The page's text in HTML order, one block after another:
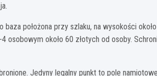
baza położona przy szlaku, na wysokości
osobowym około 60 złotych od osoby.
Jedyny legalny punkt to pole